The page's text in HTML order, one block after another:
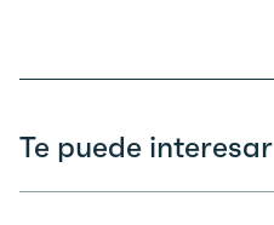
Te puede interesar